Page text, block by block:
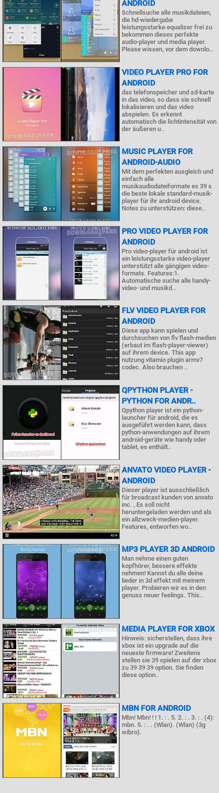
ANDROID
Schnellsuche alle musikdateien,
die hd-wiedergabe
leistungsstarke equalizer frei zu
bekommen dieses perfekte
audio-player und media player.
Please wissen, vor dem downlo..
VIDEO PLAYER PRO FOR
ANDROID
das telefonspeicher und sd-karte
in das video, so dass sie schnell
lokalisieren und das video
abspielen. Es erkennt
automatisch die lichtintensität von
der äußeren u..
MUSIC PLAYER FOR
ANDROID-AUDIO
Mit dem perfekten ausgleich und
einfach alle
musikaudiodateiformate es 39 s
die beste lokale standard-musik-
player für ihr android device.
Notes zu unterstützen: diese..
PRO VIDEO PLAYER FOR
ANDROID
Pro video-player für android ist
ein leistungsstarke video-player
unterstützt alle gängigen video-
formats. Features:1.
Automatische suche alle handy-
video- und musikd..
FLV VIDEO PLAYER FOR
ANDROID
Diese app kann spielen und
durchsuchen von flv flash-medien
(erbaut im flash-player-viewer)
auf ihrem device. This app
nutzung vitamio plugin armv7
codec. Also brauchen ..
QPYTHON PLAYER -
PYTHON FOR ANDR..
Qpython player ist ein python-
launcher für android, die es
ausgeführt werden kann, dass
python-anwendungen auf ihrem
android-geräte wie handy oder
tablet, es enthält..
ANVATO VIDEO PLAYER -
ANDROID
Dieser player ist ausschließlich
für broadcast kunden von anvato
inc. , Es soll nicht
heruntergeladen werden und als
ein allzweck-medien-player.
Features, entworfen wo..
MP3 PLAYER 3D ANDROID
Man nehme einen guten
kopfhörer, bessere effekte
nehmen! Kannst du alle deine
lieder in 3d effekt mit meinem
player. Probieren wir es in den
genuss neuer feelings. This..
MEDIA PLAYER FOR XBOX
Hinweis: sicherstellen, dass ihre
xbox ist ein upgrade auf die
neueste firmware! Zweitens
stellen sie 39 spielen auf der xbox
zu 39 39 39 option. Sie finden
diese option..
MBN FOR ANDROID
Mbn! Mbn! ! ! 1. : . 5. 2. : . 3. : . (4):
mbn. 5. : . . (Wlan). (Wlan) (3g
wibro).